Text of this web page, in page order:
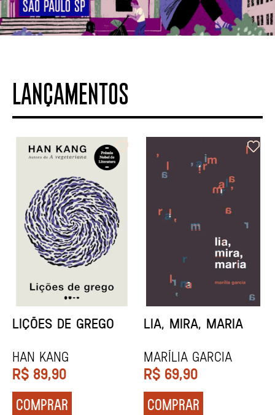
LANÇAMENTOS
MINHA MÃE E A
Marina Tvetáieva
R$ 49,90
COMPRAR
TODA CAIXA-PRETA
Jeovanna Vieira
R$ 89,90
COMPRAR